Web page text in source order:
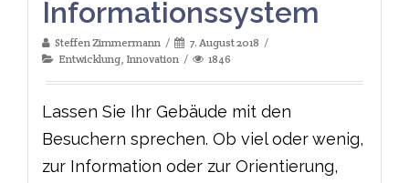
Informationssystem
Steffen Zimmermann
7. August 2018
Entwicklung, Innovation 1846
Lassen Sie Ihr Gebäude mit den
Besuchern sprechen. Ob viel oder wenig,
zur Information oder zur Orientierung,